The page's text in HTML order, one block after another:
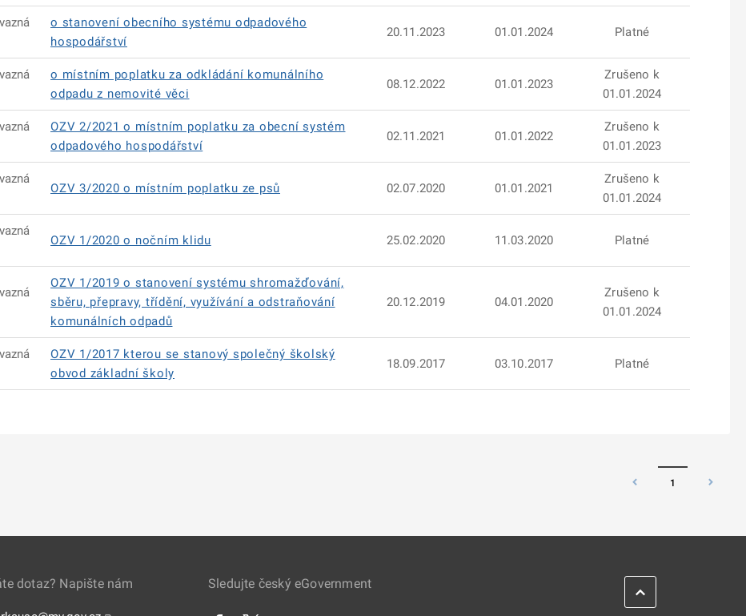
o stanovení obecního systému odpadového
hospodářství
20.11.2023 01.01.2024 Platné
o místním poplatku za odkládání komunálního
odpadu z nemovité věci
08.12.2022 01.01.2023
Zrušeno k
01.01.2024
OZV 2/2021 o místním poplatku za obecní systém
odpadového hospodářství
02.11.2021 01.01.2022
Zrušeno k
01.01.2023
OZV 3/2020 o místním poplatku ze psů 02.07.2020 01.01.2021
Zrušeno k
01.01.2024
OZV 1/2020 o nočním klidu 25.02.2020 11.03.2020 Platné
OZV 1/2019 o stanovení systému shromažďování,
sběru, přepravy, třídění, využívání a odstraňování
komunálních odpadů
20.12.2019 04.01.2020
Zrušeno k
01.01.2024
OZV 1/2017 kterou se stanový společný školský
obvod základní školy
18.09.2017 03.10.2017 Platné
1
dotaz? Napište nám Sledujte český eGovernment